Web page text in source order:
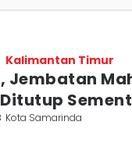
Kalimantan Timur
Jembatan
Kota Samarinda